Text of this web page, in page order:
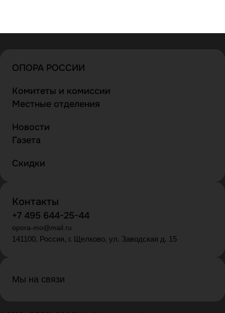
ОПОРА РОССИИ
Комитеты и комиссии
Местные отделения
Новости
Газета
Скидки
Контакты
+7 495 644-25-44
opora-mo@mail.ru
141100, Россия, г. Щелково, ул. Заводская д. 15
Мы на связи